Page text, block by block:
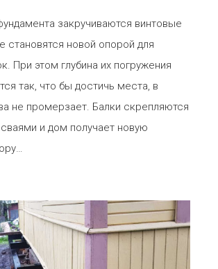
закручиваются винтовые
становятся новой опорой для
При этом глубина их погружения
так, что бы достичь места, в
не промерзает. Балки скрепляются
и дом получает новую